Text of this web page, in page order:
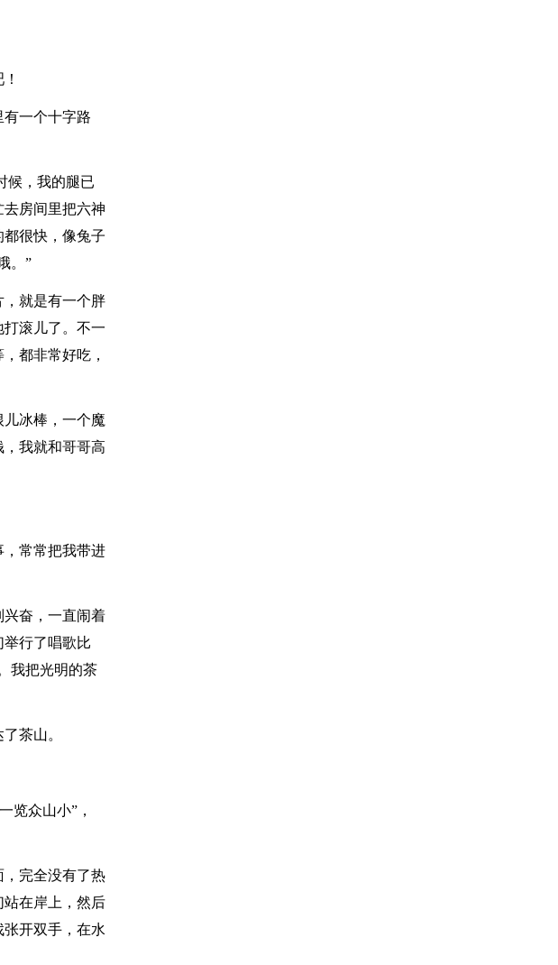
一个十字路
，我的腿已
房间里把六神
很快，像兔子
。”
就是有一个胖
滚儿了。不一
都非常好吃，
冰棒，一个魔
我就和哥哥高
常常把我带进
奋，一直闹着
行了唱歌比
我把光明的茶
茶山。
众山小”，
完全没有了热
在岸上，然后
开双手，在水